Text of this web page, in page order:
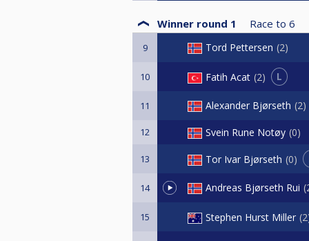
Winner round 1 Race to 6
9 Tord Pettersen 2
10 Fatih Acat 2 L
11 Alexander Bjørseth 2
12 Svein Rune Notøy 0
13 Tor Ivar Bjørseth 0
14 Andreas Bjørseth Rui
15 Stephen Hurst Miller 2